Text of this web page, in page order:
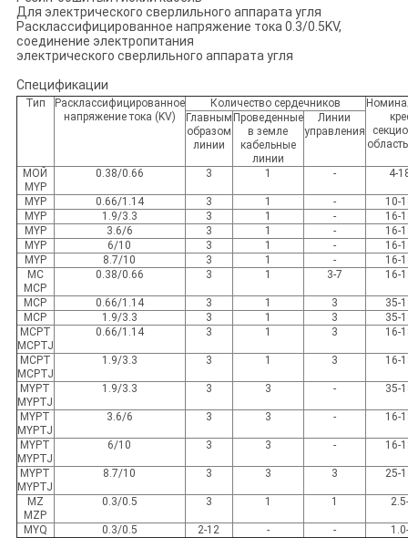
Для электрического сверлильного аппарата угля
Расклассифицированное напряжение тока 0.3/0.5KV,
соединение электропитания
электрического сверлильного аппарата угля
Спецификации
Тип
Расклассифицированное
напряжение тока (KV)
Количество сердечников
Главным
образом
линии
Проведенные
в земле
кабельные
линии
Линии
управления
МОЙ
MYP
0.38/0.66 3 1 - 4-
MYP 0.66/1.14 3 1 -
10-
MYP
1.9/3.3 3 1 -
16-
MYP
3.6/6 3 1 -
16-
MYP
6/10 3 1 -
16-
MYP
8.7/10 3 1 -
16-
MC
MCP
0.38/0.66 3 1 3-7 16-
MCP 0.66/1.14 3 1 3
35-
MCP
1.9/3.3 3 1 3
35-
MCPT
MCPTJ
0.66/1.14 3 1 3 16-
MCPT
MCPTJ
1.9/3.3 3 1 3 16-
MYPT
MYPTJ
1.9/3.3 3 3 - 35-
MYPT
MYPTJ
3.6/6 3 3 - 16-
MYPT
MYPTJ
6/10 3 3 - 16-
MYPT
MYPTJ
8.7/10 3 3 3 25-
MZ
MZP
0.3/0.5 3 1 1
MYQ 0.3/0.5 2-12 - -